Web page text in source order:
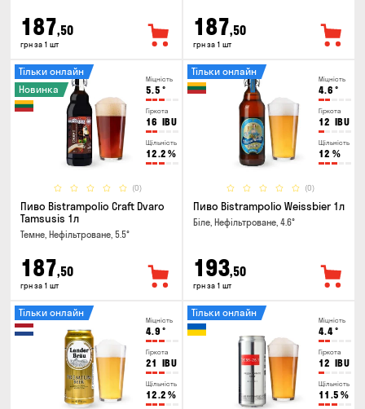
187,50
грн за 1 шт
187,50
грн за 1 шт
Міцність
5.5 °
Гіркота
16 IBU
Щільність
12.2 %
(0)
Тільки онлайн
Новинка
Пиво Bistrampolio Craft Dvaro
Tamsusis 1л
Темне, Нефільтроване, 5.5°
187,50
грн за 1 шт
Міцність
4.6 °
Гіркота
12 IBU
Щільність
12 %
(0)
Тільки онлайн
Пиво Bistrampolio Weissbier 1л
Біле, Нефільтроване, 4.6°
193,50
грн за 1 шт
Міцність
4.9 °
Гіркота
21 IBU
Щільність
12.2 %
Тільки онлайн
Міцність
4.4°
Гіркота
12 IBU
Щільність
11.5 %
Тільки онлайн